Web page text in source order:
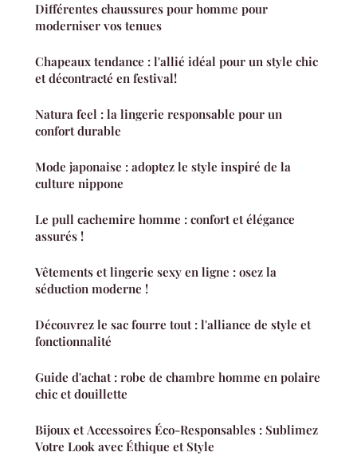
Différentes chaussures pour homme pour
moderniser vos tenues
Chapeaux tendance : l'allié idéal pour un style chic
et décontracté en festival!
Natura feel : la lingerie responsable pour un
confort durable
Mode japonaise : adoptez le style inspiré de la
culture nippone
Le pull cachemire homme : confort et élégance
assurés !
Vêtements et lingerie sexy en ligne : osez la
séduction moderne !
Découvrez le sac fourre tout : l'alliance de style et
fonctionnalité
Guide d'achat : robe de chambre homme en polaire
chic et douillette
Bijoux et Accessoires Éco-Responsables : Sublimez
Votre Look avec Éthique et Style